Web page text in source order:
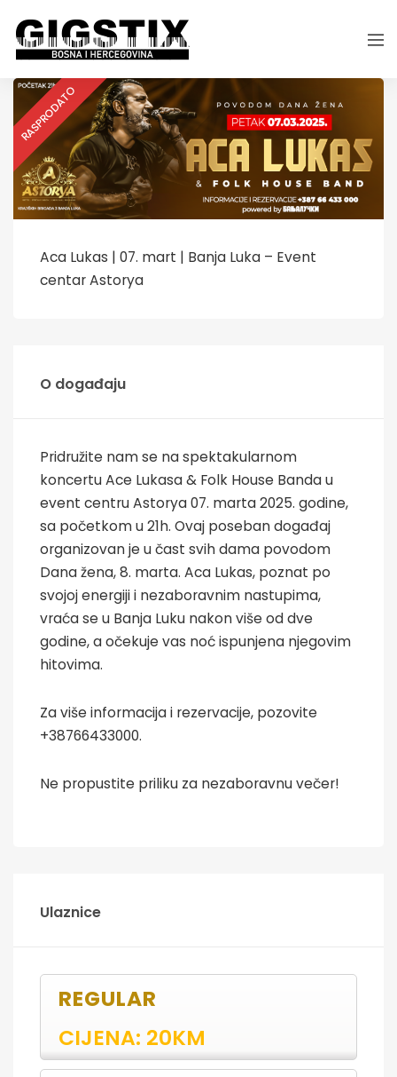
RASPRODATO
Aca Lukas | 07. mart | Banja Luka – Event
centar Astorya
O događaju
Pridružite nam se na spektakularnom
koncertu Ace Lukasa & Folk House Banda u
event centru Astorya 07. marta 2025. godine,
sa početkom u 21h. Ovaj poseban događaj
organizovan je u čast svih dama povodom
Dana žena, 8. marta. Aca Lukas, poznat po
svojoj energiji i nezaboravnim nastupima,
vraća se u Banja Luku nakon više od dve
godine, a očekuje vas noć ispunjena njegovim
hitovima.
Za više informacija i rezervacije, pozovite
+38766433000.
Ne propustite priliku za nezaboravnu večer!
Ulaznice
REGULAR
CIJENA: 20KM